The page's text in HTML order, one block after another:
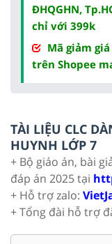
ĐHQGHN,
chỉ với 399k
Mã giảm
trên Shopee
TÀI LIỆU CLC
HUYNH LỚP 7
+ Bộ giáo án, bài
đáp án 2025 tại
+ Hỗ trợ zalo:
+ Tổng đài hỗ trợ